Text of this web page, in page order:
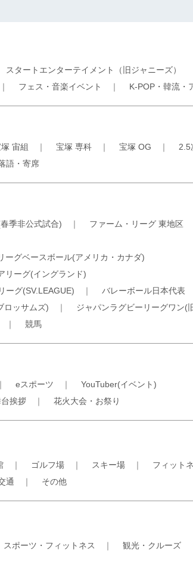
スタートエンターテイメント（旧ジャニーズ）
フェス・音楽イベント ｜ K-POP・韓流・
宙組 ｜ 宝塚 専科 ｜ 宝塚 OG ｜ 2.5
語・寄席
季非公式試合) ｜ ファーム・リーグ 東地区
ーグベースボール(アメリカ・カナダ)
リーグ(イングランド)
ーグ(SV.LEAGUE) ｜ バレーボール日本代表
ロッサムズ) ｜ ジャパンラグビーリーグワン(
｜ 競馬
eスポーツ ｜ YouTuber(イベント)
挨拶 ｜ 花火大会・お祭り
｜ ゴルフ場 ｜ スキー場 ｜ フィット
通 ｜ その他
スポーツ・フィットネス ｜ 観光・クルーズ